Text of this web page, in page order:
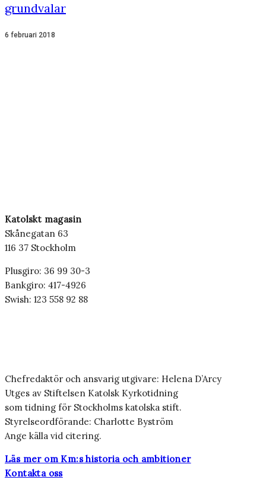
grundvalar
6 februari 2018
Katolskt magasin
Skånegatan 63
116 37 Stockholm
Plusgiro: 36 99 30-3
Bankgiro: 417-4926
Swish: 123 558 92 88
Chefredaktör och ansvarig utgivare: Helena D’Arcy
Utges av Stiftelsen Katolsk Kyrkotidning
som tidning för Stockholms katolska stift.
Styrelseordförande: Charlotte Byström
Ange källa vid citering.
Läs mer om Km:s historia och ambitioner
Kontakta oss